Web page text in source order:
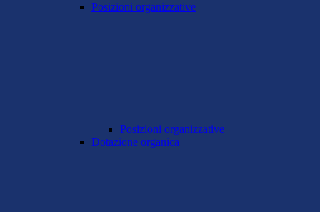
Posizioni organizzative
Posizioni organizzative
Dotazione organica